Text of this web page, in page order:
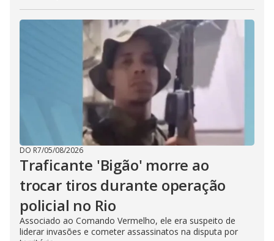
DO R7/05/08/2026
Traficante 'Bigão' morre ao
trocar tiros durante operação
policial no Rio
Associado ao Comando Vermelho, ele era suspeito de
liderar invasões e cometer assassinatos na disputa por